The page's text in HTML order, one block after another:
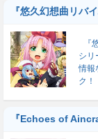
『悠久幻想曲リバ
『
シリ
情報
ク！
『Echoes of